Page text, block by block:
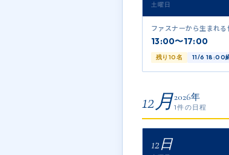
土曜日
ファスナーから生まれる
13:00〜17:00
残り10名 11/6 18:00
12月2026年
1件の日程
12日